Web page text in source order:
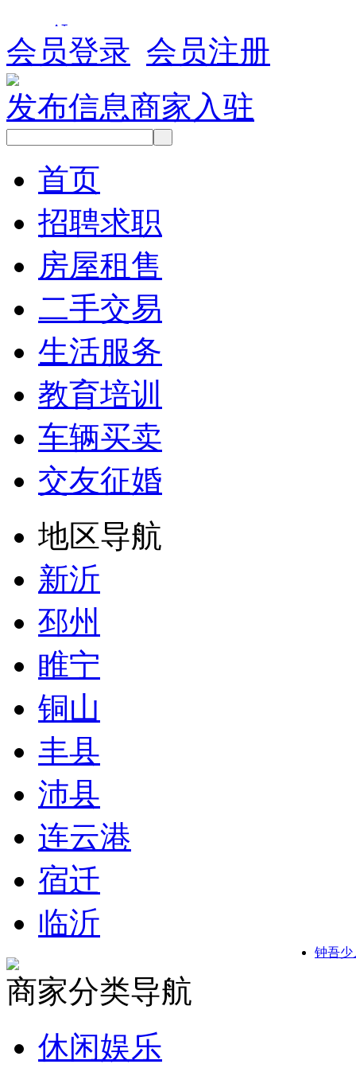
会员登录 会员注册
发布信息商家入驻
首页
招聘求职
房屋租售
二手交易
生活服务
教育培训
车辆买卖
交友征婚
地区导航
新沂
邳州
睢宁
铜山
丰县
沛县
连云港
宿迁
临沂
钟吾少
商家分类导航
休闲娱乐